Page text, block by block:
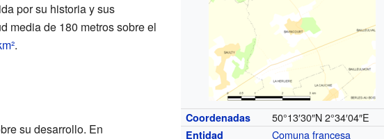
Coordenadas 50°13′30″N 2°34′04″E
Entidad
Comuna francesa
por su historia y sus
media de 180 metros sobre el
.
su desarrollo. En